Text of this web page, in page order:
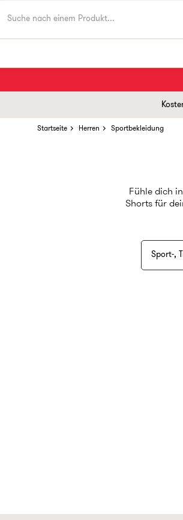
Startseite Herren Sportbekleidung
Fühle dich
Shorts für
T-Shirts
Sport-,